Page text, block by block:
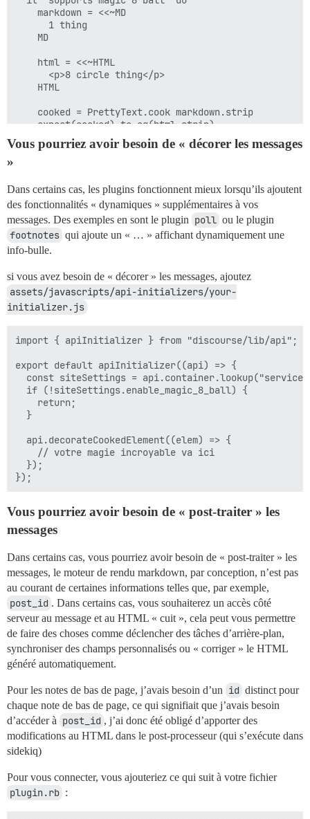
    markdown = <<~MD
      1 thing
    MD
    html = <<~HTML
      <p>8 circle thing</p>
    HTML
    cooked = PrettyText.cook markdown.strip
    expect(cooked).to eq(html.strip)
  end
Vous pourriez avoir besoin de « décorer les messages
»
Dans certains cas, les plugins fonctionnent mieux lorsqu’ils ajoutent
des fonctionnalités « dynamiques » supplémentaires à vos
messages. Des exemples en sont le plugin poll ou le plugin
footnotes qui ajoute un « … » affichant dynamiquement une
info-bulle.
si vous avez besoin de « décorer » les messages, ajoutez
assets/javascripts/api-initializers/your-
initializer.js
import { apiInitializer } from "discourse/lib/api";
export default apiInitializer((api) => {
const siteSettings =
  if (!siteSettings.enable_magic_8_ball) {
    return;
  }
  api.decorateCookedElement((elem) => {
    // votre magie incroyable va ici
  });
Vous pourriez avoir besoin de « post-traiter » les
messages
Dans certains cas, vous pourriez avoir besoin de « post-traiter » les
messages, le moteur de rendu markdown, par conception, n’est pas
au courant de certaines informations telles que, par exemple,
post_id . Dans certains cas, vous souhaiterez un accès côté
serveur au message et au HTML « cuit », cela peut vous permettre
de faire des choses comme déclencher des tâches d’arrière-plan,
synchroniser des champs personnalisés ou « corriger » le HTML
généré automatiquement.
Pour les notes de bas de page, j’avais besoin d’un id distinct pour
chaque note de bas de page, ce qui signifiait que j’avais besoin
d’accéder à post_id , j’ai donc été obligé d’apporter des
modifications au HTML dans le post-processeur (qui s’exécute dans
sidekiq)
Pour vous connecter, vous ajouteriez ce qui suit à votre fichier
plugin.rb :